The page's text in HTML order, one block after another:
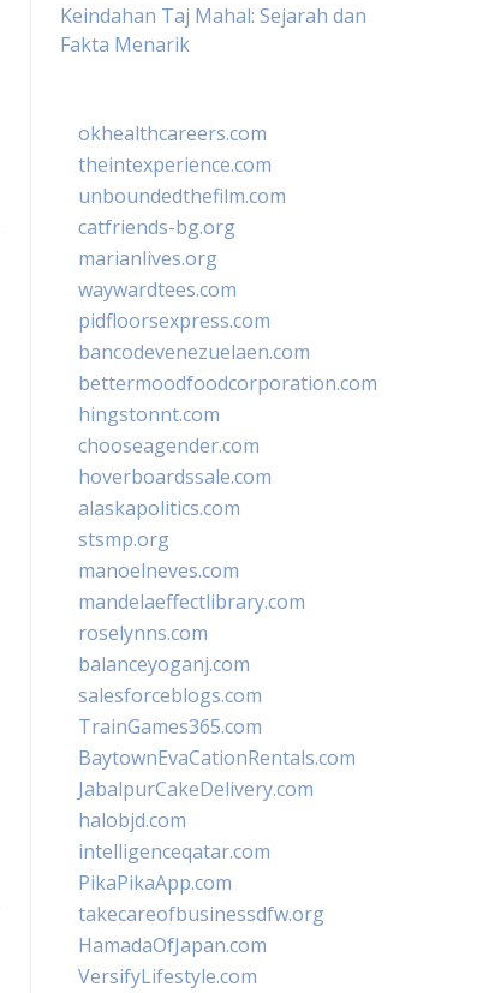
Keindahan Taj Mahal: Sejarah dan
Fakta Menarik
okhealthcareers.com
theintexperience.com
unboundedthefilm.com
catfriends-bg.org
marianlives.org
waywardtees.com
pidfloorsexpress.com
bancodevenezuelaen.com
bettermoodfoodcorporation.com
hingstonnt.com
chooseagender.com
hoverboardssale.com
alaskapolitics.com
stsmp.org
manoelneves.com
mandelaeffectlibrary.com
roselynns.com
balanceyoganj.com
salesforceblogs.com
TrainGames365.com
BaytownEvaCationRentals.com
JabalpurCakeDelivery.com
halobjd.com
intelligenceqatar.com
PikaPikaApp.com
takecareofbusinessdfw.org
HamadaOfJapan.com
VersifyLifestyle.com